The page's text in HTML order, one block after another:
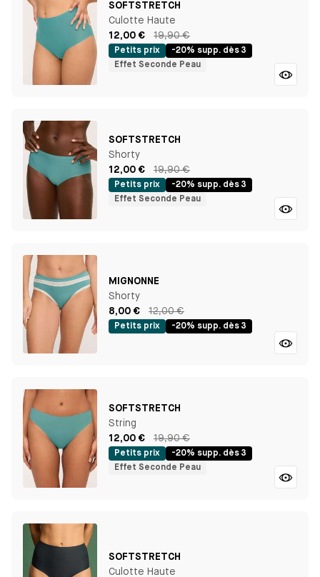
SOFTSTRETCH
Culotte Haute
12,00 €
19,90 €
Petits prix
-20% supp. dès 3
Effet Seconde Peau
SOFTSTRETCH
Shorty
12,00 €
19,90 €
Petits prix
-20% supp. dès 3
Effet Seconde Peau
MIGNONNE
Shorty
8,00 €
12,00 €
Petits prix -20% supp. dès 3
SOFTSTRETCH
String
12,00 €
19,90 €
Petits prix
-20% supp. dès 3
Effet Seconde Peau
SOFTSTRETCH
Culotte Haute